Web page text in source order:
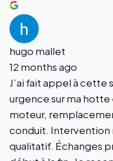
hugo mallet
12 months ago
J’ai fait appel à
urgence sur ma
moteur,
conduit. Intervention
qualitatif. Échanges